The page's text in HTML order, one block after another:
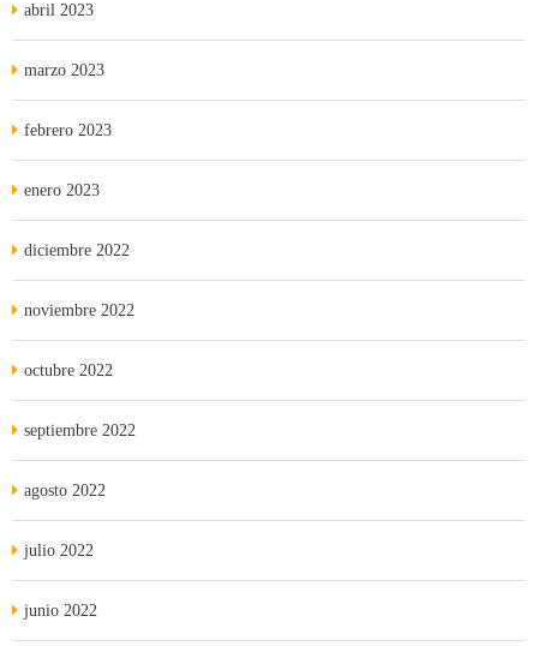
abril 2023
marzo 2023
febrero 2023
enero 2023
diciembre 2022
noviembre 2022
octubre 2022
septiembre 2022
agosto 2022
julio 2022
junio 2022